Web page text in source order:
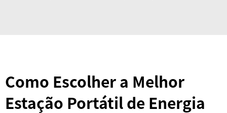
Como Escolher a Melhor
Estação Portátil de Energia